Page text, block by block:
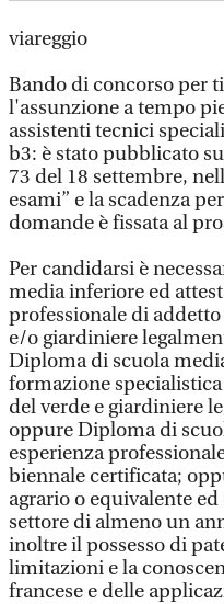
viareggio
Bando di concorso per
l'assunzione a tempo
assistenti tecnici
b3: è stato pubblicato
73 del 18 settembre,
esami” e la scadenza
domande è fissata al
Per candidarsi è
media inferiore ed
professionale di
e/o giardiniere
Diploma di scuola
formazione
del verde e giardiniere
oppure Diploma di
esperienza
biennale certificata;
agrario o equivalente
settore di almeno un
inoltre il possesso di
limitazioni e la
francese e delle